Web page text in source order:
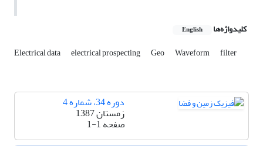
کلیدواژه‌ها English
Electrical data electrical prospecting Geo Waveform filter
دوره 34، شماره 4
زمستان 1387
صفحه1-1